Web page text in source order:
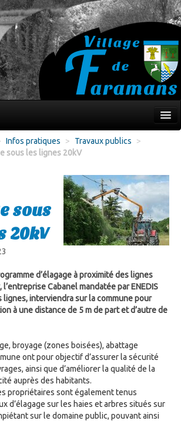
Infos pratiques > Travaux publics
>
sous les lignes 20kV
sous
20kV
d’élagage à proximité des lignes
Cabanel mandatée par ENEDIS
lignes, interviendra sur la commune pour
à une distance de 5 m de part et d’autre de
broyage (zones boisées), abattage
ont pour objectif d’assurer la sécurité
ainsi que d’améliorer la qualité de la
auprès des habitants.
propriétaires sont également tenus
d’élagage sur les haies et arbres situés sur
sur le domaine public, pouvant ainsi